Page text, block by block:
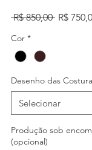
R$ 850,00 Preço
R$
Cor *
Desenho das
Selecionar
Produção sob
(opcional)